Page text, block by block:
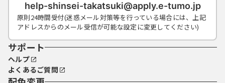
help-shinsei-takatsuki@apply.e-tumo.jp
原則24時間受付(迷惑メール対策等を行っている場合には、上記
アドレスからのメール受信が可能な設定に変更してください)
サポート
ヘルプ
よくあるご質問